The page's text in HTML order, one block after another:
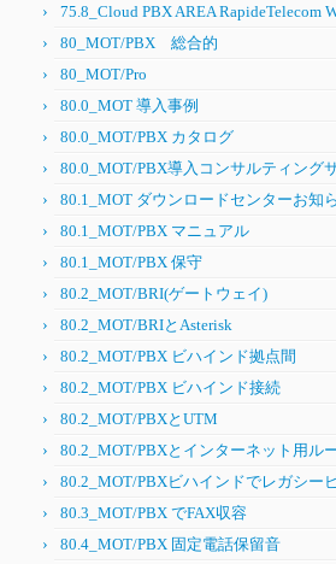
75.8_Cloud PBX AREA RapideTelecom
80_MOT/PBX 総合的
80_MOT/Pro
80.0_MOT 導入事例
80.0_MOT/PBX カタログ
80.0_MOT/PBX導入コンサルティング
80.1_MOT ダウンロードセンターお知
80.1_MOT/PBX マニュアル
80.1_MOT/PBX 保守
80.2_MOT/BRI(ゲートウェイ)
80.2_MOT/BRIとAsterisk
80.2_MOT/PBX ビハインド拠点間
80.2_MOT/PBX ビハインド接続
80.2_MOT/PBXとUTM
80.2_MOT/PBXとインターネット用ル
80.2_MOT/PBXビハインドでレガシー
80.3_MOT/PBX でFAX収容
80.4_MOT/PBX 固定電話保留音